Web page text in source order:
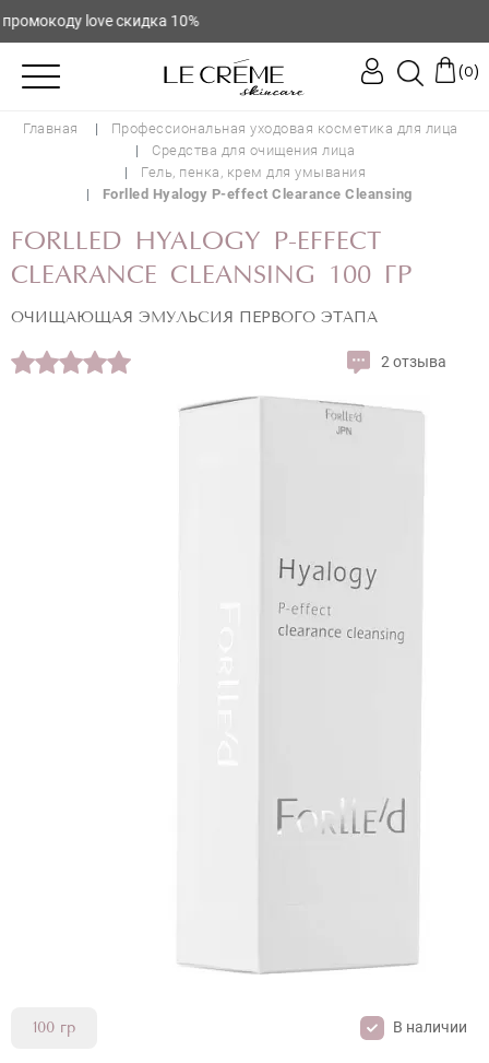
love скидка 10%
(0)
Главная
Профессиональная уходовая косметика для лица
Средства для очищения лица
Гель, пенка, крем для умывания
Forlled Hyalogy P-effect Clearance Cleansing
FORLLED HYALOGY P-EFFECT
CLEARANCE CLEANSING 100 ГР
ОЧИЩАЮЩАЯ ЭМУЛЬСИЯ ПЕРВОГО ЭТАПА
2 отзыва
100 гр В наличии